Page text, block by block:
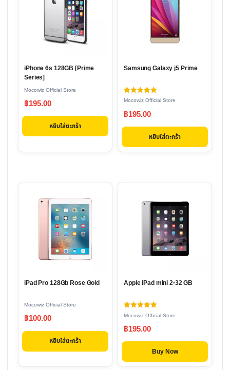
iPhone 6s 128GB [Prime
Series]
Mocowiz Official Store
฿195.00
หยิบใส่ตะกร้า
Samsung Galaxy j5 Prime
ให้คะแนน
ตั้งแต่ 1-5
คะแนน
Mocowiz Official Store
฿195.00
หยิบใส่ตะกร้า
iPad Pro 128Gb Rose Gold
Mocowiz Official Store
฿100.00
หยิบใส่ตะกร้า
Apple iPad mini 2-32 GB
ให้คะแนน
ตั้งแต่ 1-5
คะแนน
Mocowiz Official Store
฿195.00
Buy Now